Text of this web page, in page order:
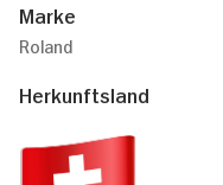
Marke
Roland
Herkunftsland